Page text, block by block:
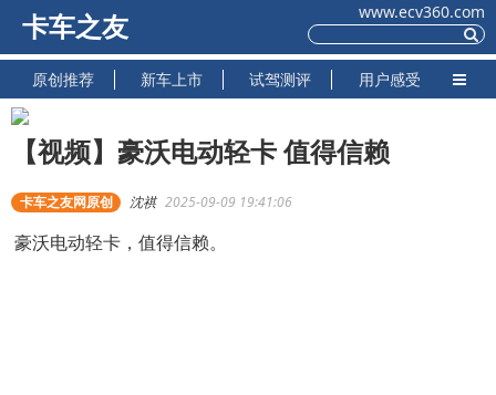
卡车之友
www.ecv360.com
原创推荐 新车上市 试驾测评 用户感受
【视频】豪沃电动轻卡 值得信赖
卡车之友网原创 沈祺 2025-09-09 19:41:06
豪沃电动轻卡，值得信赖。